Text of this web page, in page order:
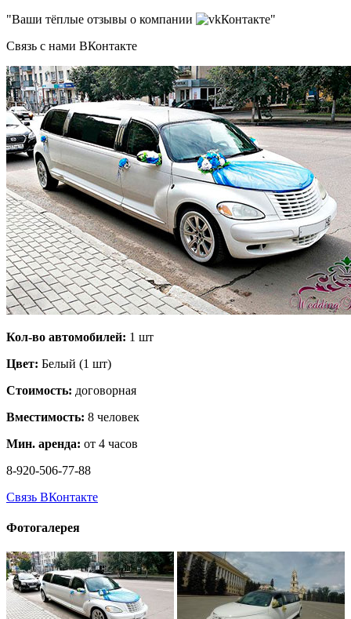
"Ваши тёплые отзывы о компании
Контакте"
Связь с нами ВКонтакте
Кол-во автомобилей: 1 шт
Цвет: Белый (1 шт)
Стоимость: договорная
Вместимость: 8 человек
Мин. аренда: от 4 часов
8-920-506-77-88
Связь ВКонтакте
Фотогалерея